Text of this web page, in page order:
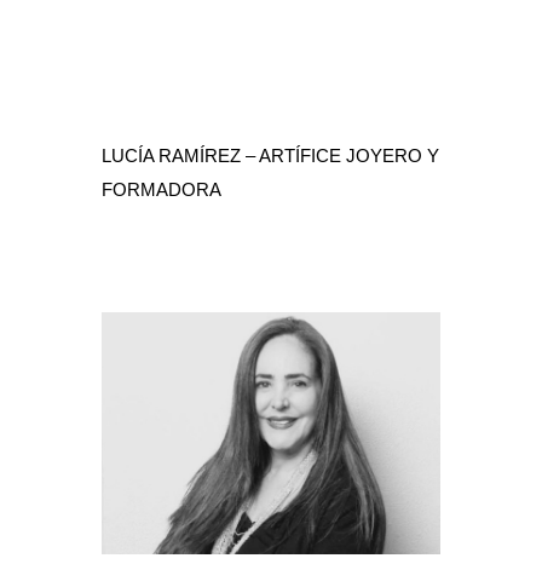
LUCÍA RAMÍREZ – ARTÍFICE JOYERO Y
FORMADORA